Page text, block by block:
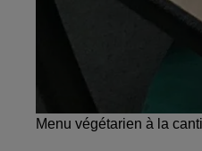
Menu végétarien à la